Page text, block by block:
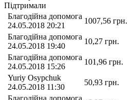
Підтримали
Благодійна допомога
24.05.2018 20:21
1007,56 грн.
Благодійна допомога
24.05.2018 19:40
10,27 грн.
Благодійна допомога
24.05.2018 15:26
101,96 грн.
Yuriy Osypchuk
24.05.2018 11:30
50,93 грн.
Благодійна допомога